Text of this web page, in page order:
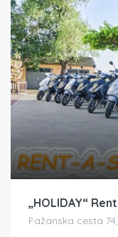
„HOLIDAY“
Fažanska cesta